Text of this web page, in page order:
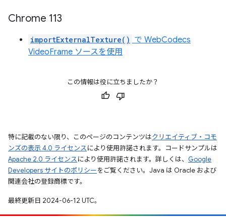
Chrome 113
importExternalTexture() で WebCodecs
VideoFrame ソースを使用
この情報は役に立ちましたか？
特に記載のない限り、このページのコンテンツはクリエイティブ・コモ
ンズの表示 4.0 ライセンスにより使用許諾されます。コードサンプルは
Apache 2.0 ライセンスにより使用許諾されます。詳しくは、 Google
Developers サイトのポリシーをご覧ください。Java は Oracle および
関連会社の登録商標です。
最終更新日 2024-06-12 UTC。